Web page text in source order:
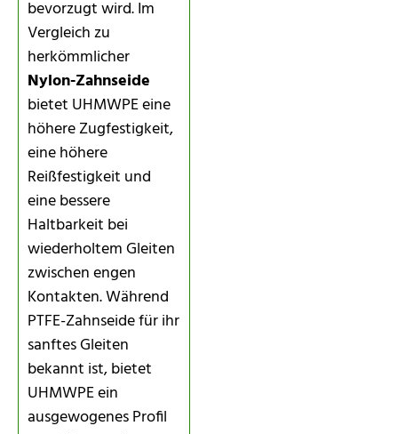
bevorzugt wird. Im
Vergleich zu
herkömmlicher
Nylon-Zahnseide
bietet UHMWPE eine
höhere Zugfestigkeit,
eine höhere
Reißfestigkeit und
eine bessere
Haltbarkeit bei
wiederholtem Gleiten
zwischen engen
Kontakten. Während
PTFE-Zahnseide für ihr
sanftes Gleiten
bekannt ist, bietet
UHMWPE ein
ausgewogenes Profil